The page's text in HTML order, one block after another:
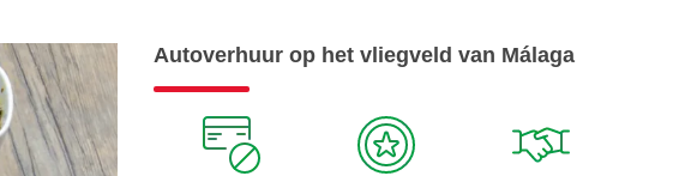
Autoverhuur op het vliegveld van Málaga